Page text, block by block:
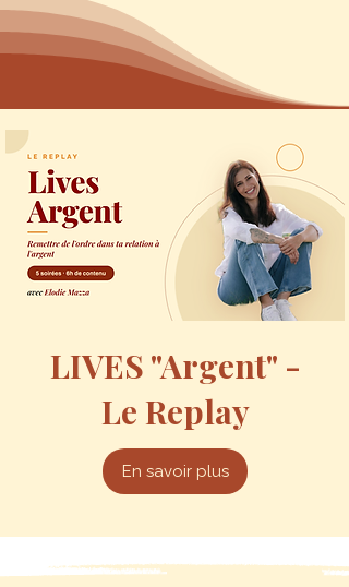
LIVES "Argent" -
Le Replay
En savoir plus